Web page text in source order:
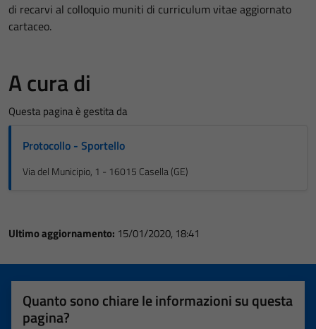
di recarvi al colloquio muniti di curriculum vitae aggiornato
cartaceo.
A cura di
Questa pagina è gestita da
Protocollo - Sportello
Via del Municipio, 1 - 16015 Casella (GE)
Ultimo aggiornamento: 15/01/2020, 18:41
Quanto sono chiare le informazioni su questa
pagina?